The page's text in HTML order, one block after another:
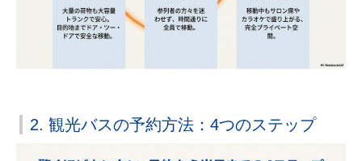
2. 観光バスの予約方法：4つのステップ